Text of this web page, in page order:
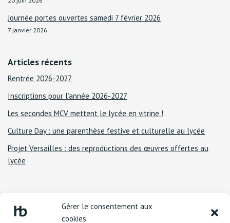
Gérer le consentement aux
cookies
Journée portes ouvertes samedi 7 février 2026
7 janvier 2026
Articles récents
Rentrée 2026-2027
Inscriptions pour l’année 2026-2027
Les secondes MCV mettent le lycée en vitrine !
Culture Day : une parenthèse festive et culturelle au lycée
Projet Versailles : des reproductions des œuvres offertes au
lycée